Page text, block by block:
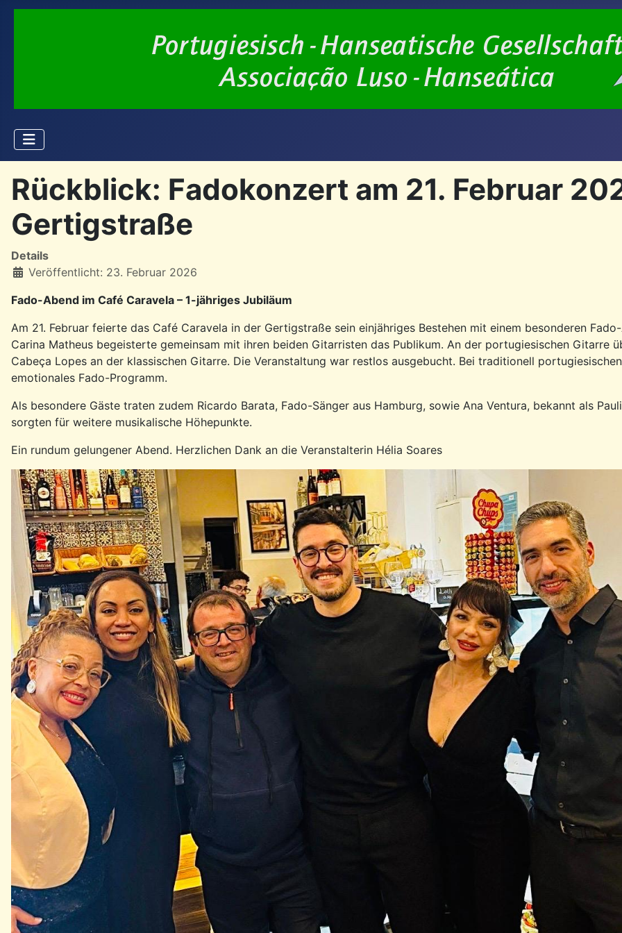
Rückblick: Fadokonzert am 21. Februar
Gertigstraße
Details
Veröffentlicht: 23. Februar 2026
Fado-Abend im Café Caravela – 1-jähriges Jubiläum
Am 21. Februar feierte das Café Caravela in der Gertigstraße sein einjähriges Bestehen mit einem besonderen
Carina Matheus begeisterte gemeinsam mit ihren beiden Gitarristen das Publikum. An der portugiesischen Gitarre
Cabeça Lopes an der klassischen Gitarre. Die Veranstaltung war restlos ausgebucht. Bei traditionell
emotionales Fado-Programm.
Als besondere Gäste traten zudem Ricardo Barata, Fado-Sänger aus Hamburg, sowie Ana Ventura, bekannt als
sorgten für weitere musikalische Höhepunkte.
Ein rundum gelungener Abend. Herzlichen Dank an die Veranstalterin Hélia Soares